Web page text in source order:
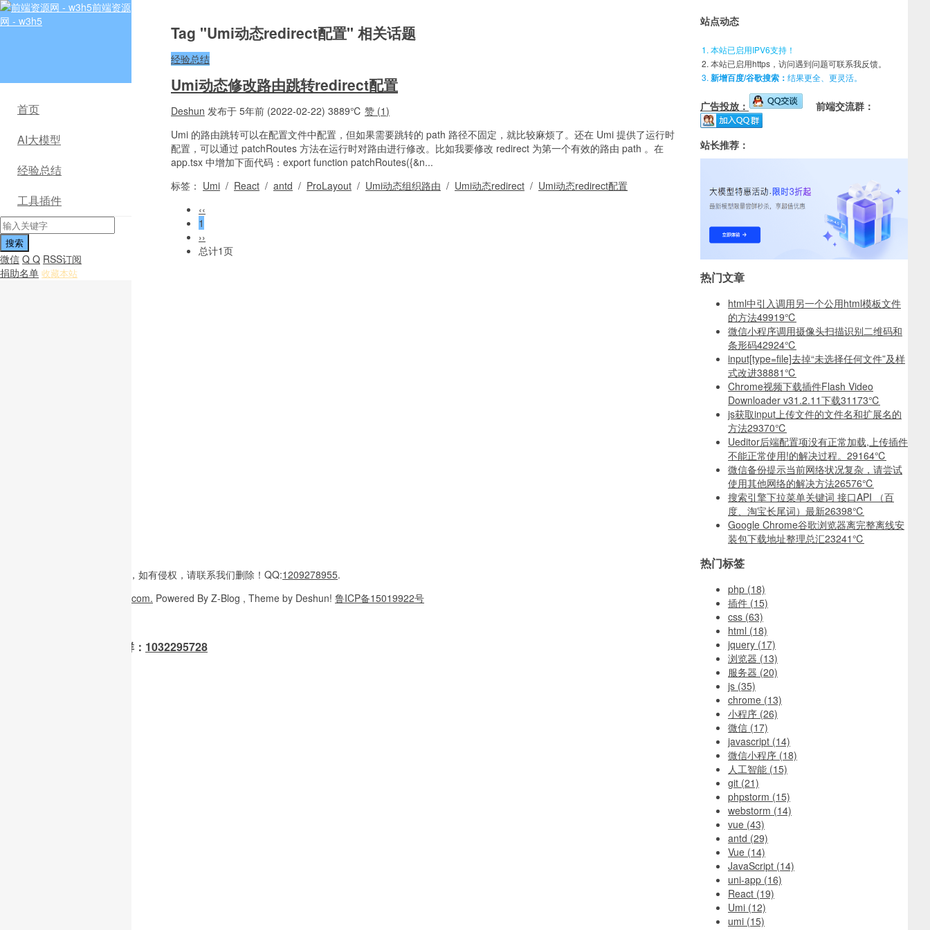
前端资源
网 - w3h5
首页
AI大模型
经验总结
工具插件
微信 Q Q RSS订阅
捐助名单 收藏本站
Tag "Umi动态redirect配置" 相关话题
经验总结
Umi动态修改路由跳转redirect配置
Deshun 发布于 5年前 (2022-02-22) 3889℃ 赞 (1)
Umi 的路由跳转可以在配置文件中配置，但如果需要跳转的 path 路径不固定，就比较麻烦了。还在 Umi 提供了运行时
配置，可以通过 patchRoutes 方法在运行时对路由进行修改。比如我要修改 redirect 为第一个有效的路由 path 。在
app.tsx 中增加下面代码：export function patchRoutes({&n...
标签： Umi / React / antd / ProLayout / Umi动态组织路由 / Umi动态redirect / Umi动态redirect配置
‹‹
1
››
总计1页
站点动态
本站已启用IPV6支持！
本站已启用https，访问遇到问题可联系我反馈。
新增百度/谷歌搜索： 结果更全、更灵活。
广告投放： 前端交流群：
站长推荐：
热门文章
html中引入调用另一个公用html模板文件
的方法49919℃
微信小程序调用摄像头扫描识别二维码和
条形码42924℃
input[type=file]去掉“未选择任何文件”及样
式改进38881℃
Chrome视频下载插件Flash Video
Downloader v31.2.11下载31173℃
js获取input上传文件的文件名和扩展名的
方法29370℃
Ueditor后端配置项没有正常加载,上传插件
不能正常使用!的解决过程。 29164℃
微信备份提示当前网络状况复杂，请尝试
使用其他网络的解决方法26576℃
搜索引擎下拉菜单关键词 接口API （百
度、淘宝长尾词）最新26398℃
Google Chrome谷歌浏览器离完整离线安
装包下载地址整理总汇23241℃
热门标签
php (18)
插件 (15)
css (63)
html (18)
jquery (17)
浏览器 (13)
服务器 (20)
js (35)
chrome (13)
小程序 (26)
微信 (17)
javascript (14)
微信小程序 (18)
人工智能 (15)
git (21)
phpstorm (15)
webstorm (14)
vue (43)
antd (29)
Vue (14)
JavaScript (14)
uni-app (16)
React (19)
Umi (12)
umi (15)
多整理于互联网， 如有侵权，请联系我们删除！ QQ:1209278955.
W3H5.com. Powered By Z-Blog , Theme by Deshun! 鲁ICP备15019922号
OpenClaw 龙虾交流群： 1032295728